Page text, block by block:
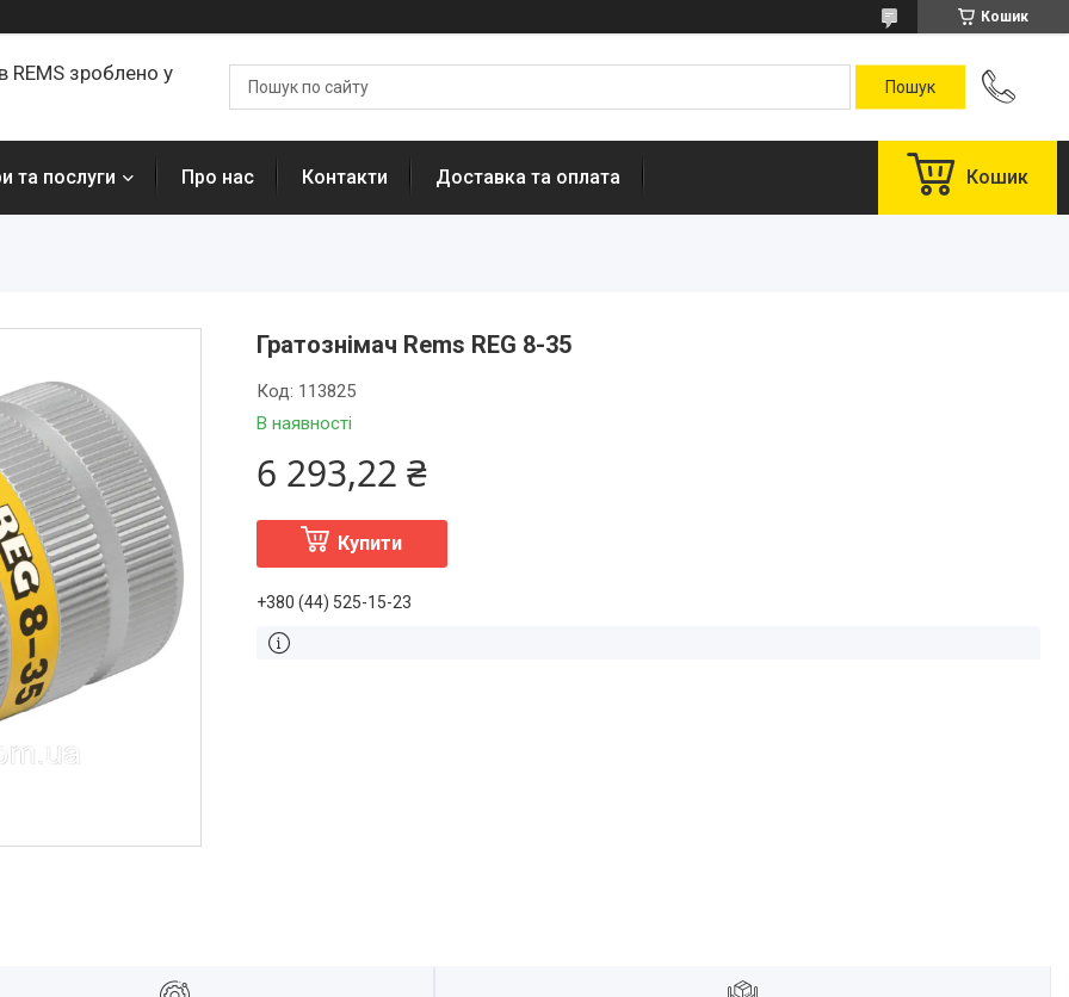
Кошик
REMS зроблено у
та послуги Про нас Контакти Доставка та оплата Кошик
Гратознімач Rems REG 8-35
В наявності
Код: 113825
6 293,22 ₴
Купити
+380 (44) 525-15-23